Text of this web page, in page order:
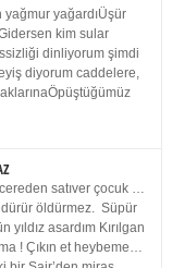
yağmur yağardıÜşür
kim sular
dinliyorum şimdi
diyorum caddelere,
satıver çocuk …
öldürmez. Süpür
asardım Kırılgan
! Çıkın et heybeme…